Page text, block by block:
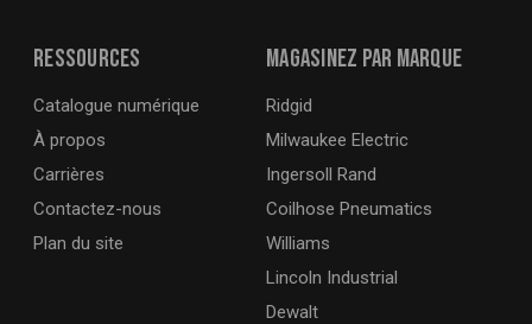
Magasinez par marque
Ridgid
Milwaukee Electric
Ingersoll Rand
Coilhose Pneumatics
Williams
Lincoln Industrial
Dewalt
Ressources
Catalogue numérique
À propos
Carrières
Contactez-nous
Plan du site